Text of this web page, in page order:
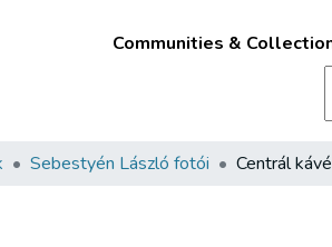
Communities &
Sebestyén László fotói Centrál